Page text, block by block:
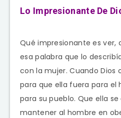
Lo Impresionante De
Qué impresionante es ver,
esa palabra que lo
con la mujer. Cuando Dios
para que ella fuera para el
para su pueblo. Que ella
mantener al hombre en